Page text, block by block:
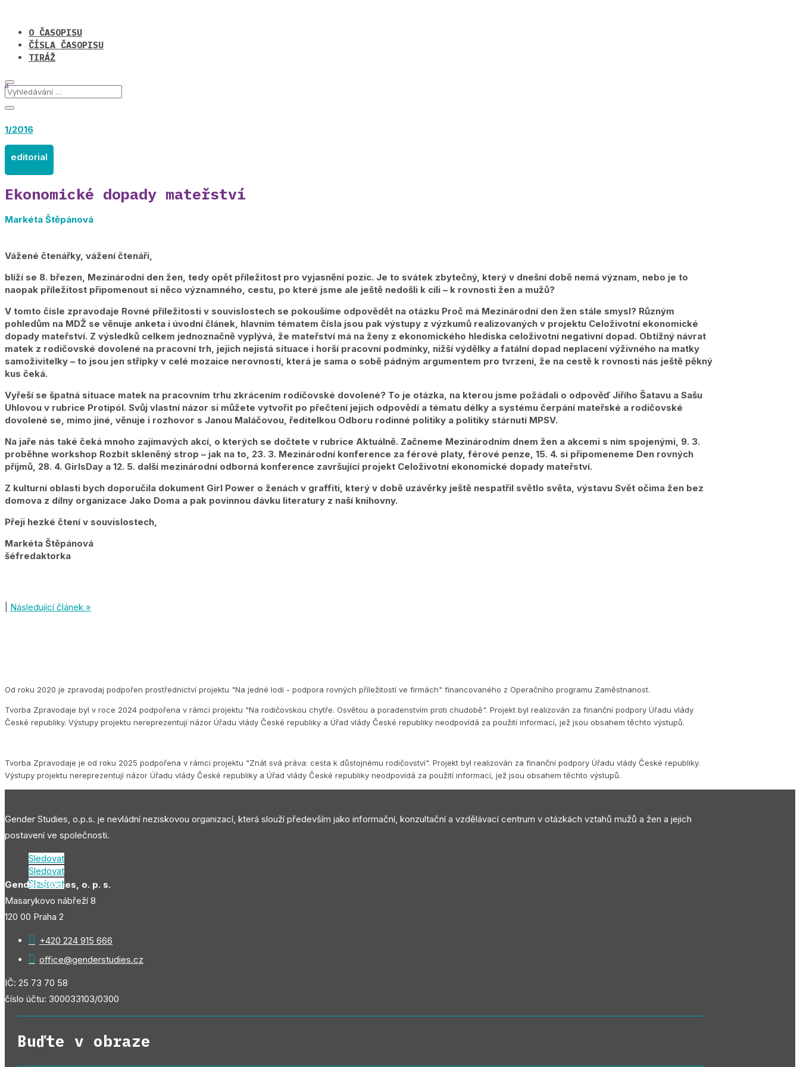
O ČASOPISU
ČÍSLA ČASOPISU
TIRÁŽ
1/2016
editorial
Ekonomické dopady mateřství
Markéta Štěpánová
Vážené čtenářky, vážení čtenáři,
blíží se 8. březen, Mezinárodní den žen, tedy opět příležitost pro vyjasnění pozic. Je to svátek zbytečný, který v dnešní době nemá význam, nebo je to
naopak příležitost připomenout si něco významného, cestu, po které jsme ale ještě nedošli k cíli – k rovnosti žen a mužů?
V tomto čísle zpravodaje Rovné příležitosti v souvislostech se pokoušíme odpovědět na otázku Proč má Mezinárodní den žen stále smysl? Různým
pohledům na MDŽ se věnuje anketa i úvodní článek, hlavním tématem čísla jsou pak výstupy z výzkumů realizovaných v projektu Celoživotní ekonomické
dopady mateřství. Z výsledků celkem jednoznačně vyplývá, že mateřství má na ženy z ekonomického hlediska celoživotní negativní dopad. Obtížný návrat
matek z rodičovské dovolené na pracovní trh, jejich nejistá situace i horší pracovní podmínky, nižší výdělky a fatální dopad neplacení výživného na matky
samoživitelky – to jsou jen střípky v celé mozaice nerovností, která je sama o sobě pádným argumentem pro tvrzení, že na cestě k rovnosti nás ještě pěkný
kus čeká.
Vyřeší se špatná situace matek na pracovním trhu zkrácením rodičovské dovolené? To je otázka, na kterou jsme požádali o odpověď Jiřího Šatavu a Sašu
Uhlovou v rubrice Protipól. Svůj vlastní názor si můžete vytvořit po přečtení jejich odpovědí a tématu délky a systému čerpání mateřské a rodičovské
dovolené se, mimo jiné, věnuje i rozhovor s Janou Maláčovou, ředitelkou Odboru rodinné politiky a politiky stárnutí MPSV.
Na jaře nás také čeká mnoho zajímavých akcí, o kterých se dočtete v rubrice Aktuálně. Začneme Mezinárodním dnem žen a akcemi s ním spojenými, 9. 3.
proběhne workshop Rozbít skleněný strop – jak na to, 23. 3. Mezinárodní konference za férové platy, férové penze, 15. 4. si připomeneme Den rovných
příjmů, 28. 4. GirlsDay a 12. 5. další mezinárodní odborná konference završující projekt Celoživotní ekonomické dopady mateřství.
Z kulturní oblasti bych doporučila dokument Girl Power o ženách v graffiti, který v době uzávěrky ještě nespatřil světlo světa, výstavu Svět očima žen bez
domova z dílny organizace Jako Doma a pak povinnou dávku literatury z naší knihovny.
Přeji hezké čtení v souvislostech,
Markéta Štěpánová
šéfredaktorka
Následující článek »
Od roku 2020 je zpravodaj podpořen prostřednictví projektu "Na jedné lodi - podpora rovných příležitostí ve firmách" financovaného z Operačního programu Zaměstnanost.
Tvorba Zpravodaje byl v roce 2024 podpořena v rámci projektu "Na rodičovskou chytře. Osvětou a poradenstvím proti chudobě". Projekt byl realizován za finanční podpory Úřadu vlády
České republiky. Výstupy projektu nereprezentují názor Úřadu vlády České republiky a Úřad vlády České republiky neodpovídá za použití informací, jež jsou obsahem těchto výstupů.
Tvorba Zpravodaje je od roku 2025 podpořena v rámci projektu "Znát svá práva: cesta k důstojnému rodičovství". Projekt byl realizován za finanční podpory Úřadu vlády České republiky.
Výstupy projektu nereprezentují názor Úřadu vlády České republiky a Úřad vlády České republiky neodpovídá za použití informací, jež jsou obsahem těchto výstupů.
Gender Studies, o.p.s. je nevládní neziskovou organizací, která slouží především jako informační, konzultační a vzdělávací centrum v otázkách vztahů mužů a žen a jejich
postavení ve společnosti.
Sledovat
Sledovat
Sledovat
Gender Studies, o. p. s.
Masarykovo nábřeží 8
120 00 Praha 2
 +420 224 915 666
 office@genderstudies.cz
IČ: 25 73 70 58
číslo účtu: 300033103/0300
Buďte v obraze